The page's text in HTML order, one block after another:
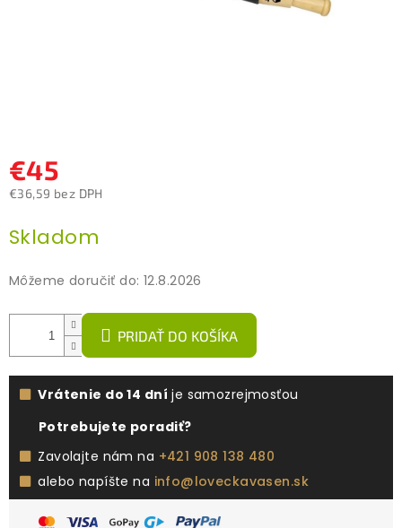
€45
€36,59 bez DPH
cena:
Skladom
Môžeme doručiť do: 12.8.2026
PRIDAŤ DO KOŠÍKA
Vrátenie do 14 dní je samozrejmosťou
Potrebujete poradiť?
Zavolajte nám na +421 908 138 480
alebo napíšte na info@loveckavasen.sk